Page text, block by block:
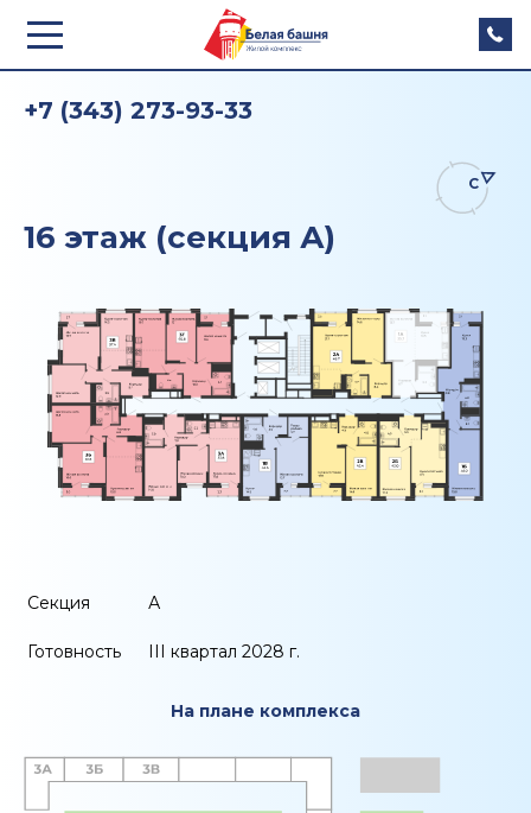
+7 (343) 273-93-33
16 этаж (секция А)
Секция А
Готовность III квартал 2028 г.
На плане комплекса
С